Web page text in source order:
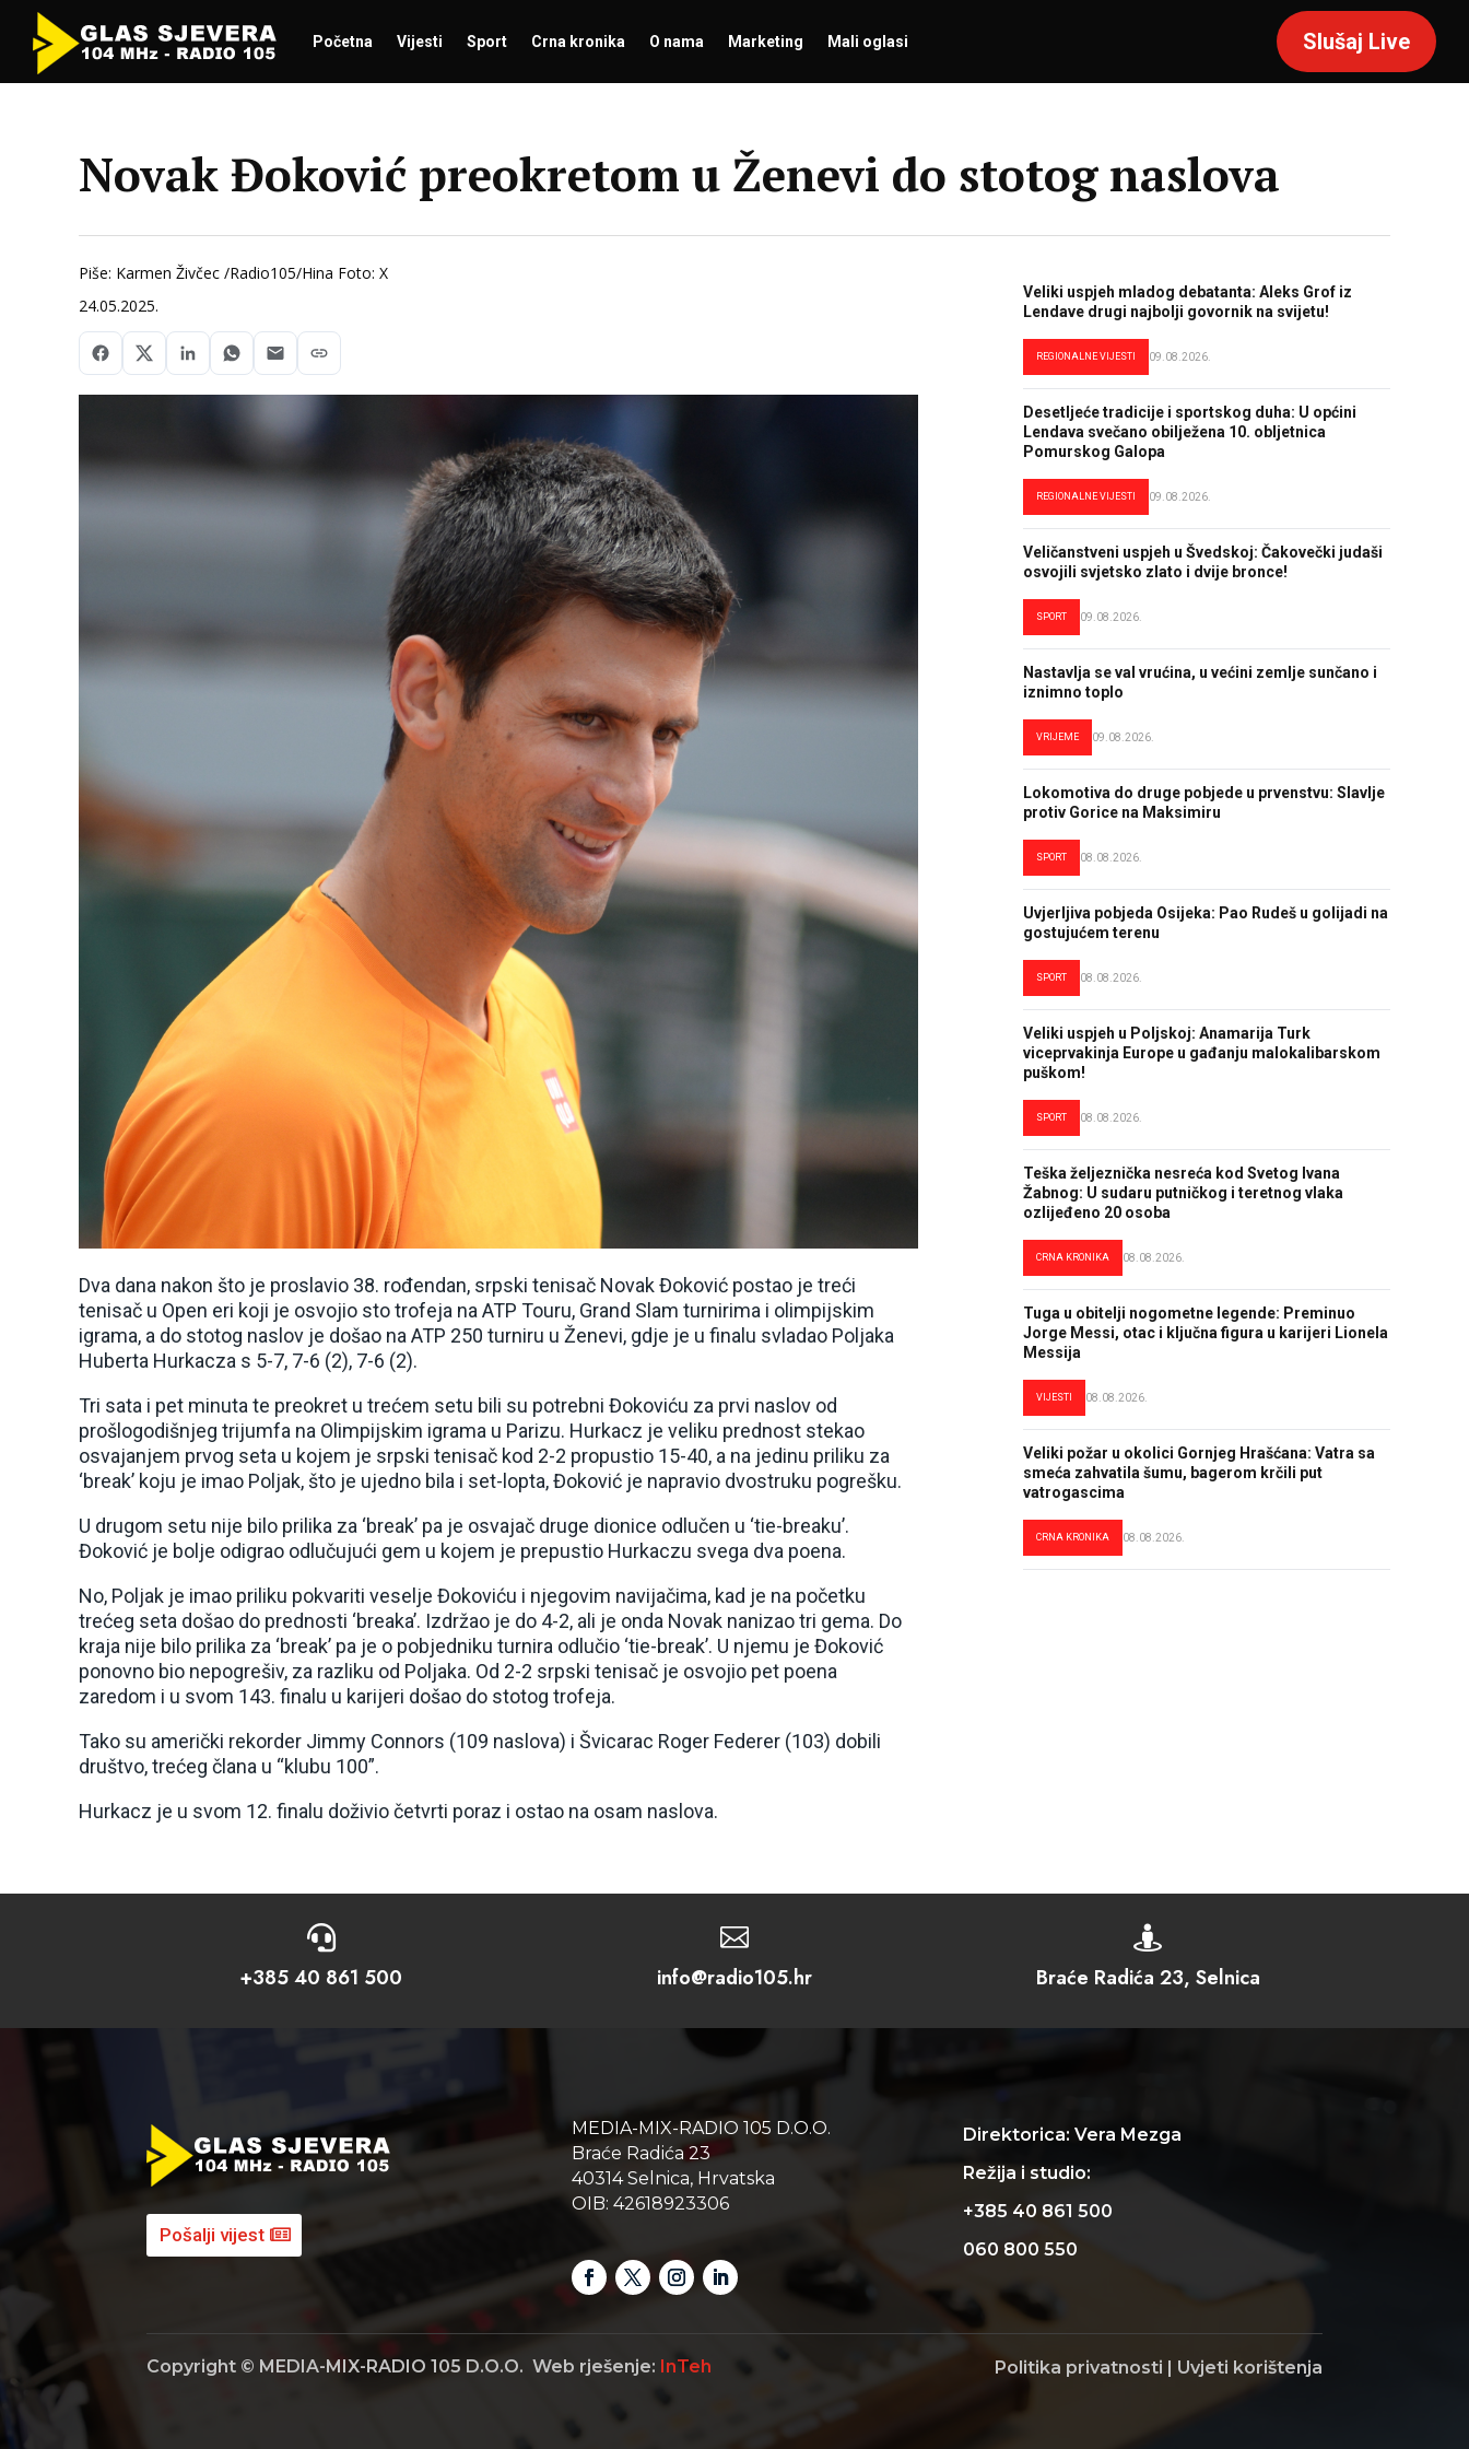
Početna Vijesti Sport Crna kronika O nama Marketing Mali oglasi Slušaj Live
Novak Đoković preokretom u Ženevi do stotog naslova
Piše: Karmen Živčec /Radio105/Hina Foto: X
24.05.2025.
Dva dana nakon što je proslavio 38. rođendan, srpski tenisač Novak Đoković postao je treći
tenisač u Open eri koji je osvojio sto trofeja na ATP Touru, Grand Slam turnirima i olimpijskim
igrama, a do stotog naslov je došao na ATP 250 turniru u Ženevi, gdje je u finalu svladao Poljaka
Huberta Hurkacza s 5-7, 7-6 (2), 7-6 (2).
Tri sata i pet minuta te preokret u trećem setu bili su potrebni Đokoviću za prvi naslov od
prošlogodišnjeg trijumfa na Olimpijskim igrama u Parizu. Hurkacz je veliku prednost stekao
osvajanjem prvog seta u kojem je srpski tenisač kod 2-2 propustio 15-40, a na jedinu priliku za
‘break’ koju je imao Poljak, što je ujedno bila i set-lopta, Đoković je napravio dvostruku pogrešku.
U drugom setu nije bilo prilika za ‘break’ pa je osvajač druge dionice odlučen u ‘tie-breaku’.
Đoković je bolje odigrao odlučujući gem u kojem je prepustio Hurkaczu svega dva poena.
No, Poljak je imao priliku pokvariti veselje Đokoviću i njegovim navijačima, kad je na početku
trećeg seta došao do prednosti ‘breaka’. Izdržao je do 4-2, ali je onda Novak nanizao tri gema. Do
kraja nije bilo prilika za ‘break’ pa je o pobjedniku turnira odlučio ‘tie-break’. U njemu je Đoković
ponovno bio nepogrešiv, za razliku od Poljaka. Od 2-2 srpski tenisač je osvojio pet poena
zaredom i u svom 143. finalu u karijeri došao do stotog trofeja.
Tako su američki rekorder Jimmy Connors (109 naslova) i Švicarac Roger Federer (103) dobili
društvo, trećeg člana u “klubu 100”.
Hurkacz je u svom 12. finalu doživio četvrti poraz i ostao na osam naslova.
Veliki uspjeh mladog debatanta: Aleks Grof iz
Lendave drugi najbolji govornik na svijetu!
REGIONALNE VIJESTI 09.08.2026.
Desetljeće tradicije i sportskog duha: U općini
Lendava svečano obilježena 10. obljetnica
Pomurskog Galopa
REGIONALNE VIJESTI 09.08.2026.
Veličanstveni uspjeh u Švedskoj: Čakovečki judaši
osvojili svjetsko zlato i dvije bronce!
SPORT 09.08.2026.
Nastavlja se val vrućina, u većini zemlje sunčano i
iznimno toplo
VRIJEME 09.08.2026.
Lokomotiva do druge pobjede u prvenstvu: Slavlje
protiv Gorice na Maksimiru
SPORT 08.08.2026.
Uvjerljiva pobjeda Osijeka: Pao Rudeš u golijadi na
gostujućem terenu
SPORT 08.08.2026.
Veliki uspjeh u Poljskoj: Anamarija Turk
viceprvakinja Europe u gađanju malokalibarskom
puškom!
SPORT 08.08.2026.
Teška željeznička nesreća kod Svetog Ivana
Žabnog: U sudaru putničkog i teretnog vlaka
ozlijeđeno 20 osoba
CRNA KRONIKA 08.08.2026.
Tuga u obitelji nogometne legende: Preminuo
Jorge Messi, otac i ključna figura u karijeri Lionela
Messija
VIJESTI 08.08.2026.
Veliki požar u okolici Gornjeg Hrašćana: Vatra sa
smeća zahvatila šumu, bagerom krčili put
vatrogascima
CRNA KRONIKA 08.08.2026.

+385 40 861 500

info@radio105.hr

Braće Radića 23, Selnica
Pošalji vijest
MEDIA-MIX-RADIO 105 D.O.O.
Braće Radića 23
40314 Selnica, Hrvatska
OIB: 42618923306
Direktorica: Vera Mezga
Režija i studio:
+385 40 861 500
060 800 550
Copyright © MEDIA-MIX-RADIO 105 D.O.O. Web rješenje: InTeh Politika privatnosti Uvjeti korištenja